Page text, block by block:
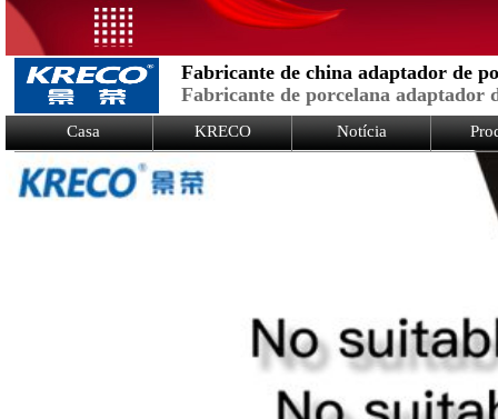
Logo Picture
Fabricante de china adaptador de
Fabricante de porcelana adaptador
Casa KRECO Notícia